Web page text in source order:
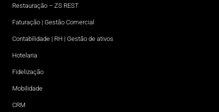
Restauração – ZS REST
Faturação | Gestão Comercial
Contabilidade | RH | Gestão de ativos
Hotelaria
Fidelização
Mobilidade
CRM